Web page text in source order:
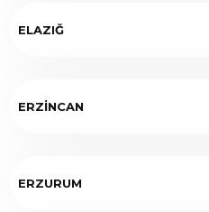
ELAZIĞ
ERZİNCAN
ERZURUM